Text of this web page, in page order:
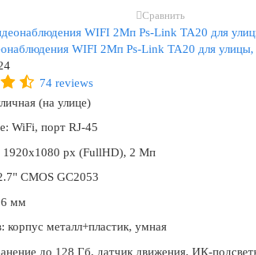
Сравнить
WIFI 2Мп Ps-Link TA20 для
74 reviews
(на улице)
WiFi, порт RJ-45
1920x1080 px (FullHD), 2 Мп
CMOS GC2053
мм
корпус металл+пластик, умная
до 128 Гб, датчик движения, ИК-